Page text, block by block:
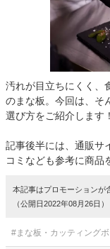
汚れが目立ちにくく、
のまな板。今回は、そ
選び方をご紹介します！
記事後半には、通販サ
コミなども参考に商品
本記事はプロモーションが
（公開日2022年08月26日）
#まな板・カッティングボ